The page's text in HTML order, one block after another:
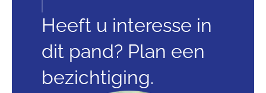
Heeft u interesse in
dit pand? Plan een
bezichtiging.